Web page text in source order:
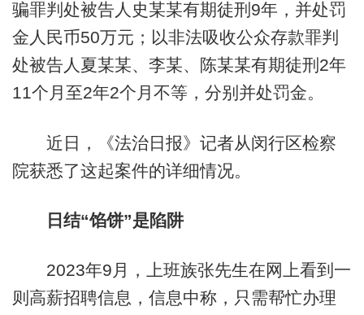
骗罪判处被告人史某某有期徒刑9年，并处罚
金人民币50万元；以非法吸收公众存款罪判
处被告人夏某某、李某、陈某某有期徒刑2年
11个月至2年2个月不等，分别并处罚金。
近日，《法治日报》记者从闵行区检察
院获悉了这起案件的详细情况。
日结“馅饼”是陷阱
2023年9月，上班族张先生在网上看到一
则高薪招聘信息，信息中称，只需帮忙办理